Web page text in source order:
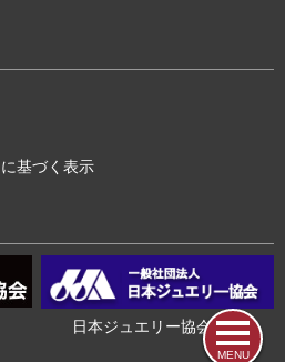
MENU
基づく表示
日本ジュエリー協会会員